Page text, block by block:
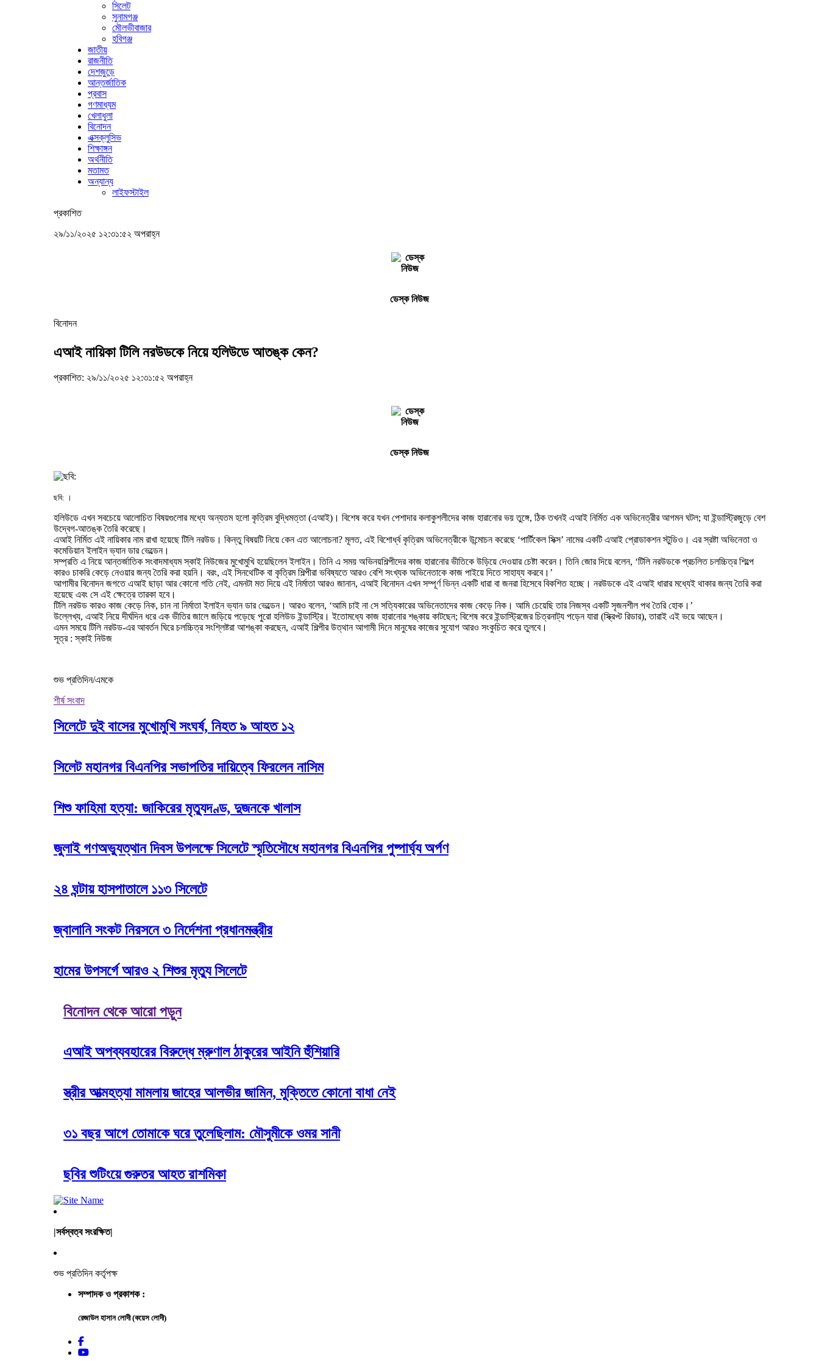
সিলেট
সুনামগঞ্জ
মৌলভীবাজার
হবিগঞ্জ
জাতীয়
রাজনীতি
দেশজুড়ে
আন্তর্জাতিক
প্রবাস
গণমাধ্যম
খেলাধুলা
বিনোদন
এক্সক্লুসিভ
শিক্ষাঙ্গন
অর্থনীতি
মতামত
অন্যান্য
লাইফস্টাইল
প্রকাশিত
২৯/১১/২০২৫ ১২:৩১:৫২ অপরাহ্ন
ডেস্ক নিউজ
বিনোদন
এআই নায়িকা টিলি নরউডকে নিয়ে হলিউডে আতঙ্ক কেন?
প্রকাশিত: ২৯/১১/২০২৫ ১২:৩১:৫২ অপরাহ্ন
ডেস্ক নিউজ
ছবি: ।
হলিউডে এখন সবচেয়ে আলোচিত বিষয়গুলোর মধ্যে অন্যতম হলো কৃত্রিম বুদ্ধিমত্তা (এআই)। বিশেষ করে যখন পেশাদার কলাকুশলীদের কাজ হারানোর ভয় তুঙ্গে, ঠিক তখনই এআই নির্মিত এক অভিনেত্রীর আগমন ঘটল; যা ইন্ডাস্ট্রিজুড়ে বেশ
উদ্বেগ-আতঙ্ক তৈরি করেছে।
এআই নির্মিত এই নায়িকার নাম রাখা হয়েছে টিলি নরউড। কিন্তু বিষয়টি নিয়ে কেন এত আলোচনা? মূলত, এই বিশোর্ধ্ব কৃত্রিম অভিনেত্রীকে উন্মোচন করেছে ‘পার্টিকেল সিক্স’ নামের একটি এআই প্রোডাকশন স্টুডিও। এর স্রষ্টা অভিনেতা ও
কমেডিয়ান ইলাইন ভ্যান ডার ভেল্ডেন।
সম্প্রতি এ নিয়ে আন্তর্জাতিক সংবাদমাধ্যম স্কাই নিউজের মুখোমুখি হয়েছিলেন ইলাইন। তিনি এ সময় অভিনয়শিল্পীদের কাজ হারানোর ভীতিকে উড়িয়ে দেওয়ার চেষ্টা করেন। তিনি জোর দিয়ে বলেন, ‘টিলি নরউডকে প্রচলিত চলচ্চিত্র শিল্পে
কারও চাকরি কেড়ে নেওয়ার জন্য তৈরি করা হয়নি। বরং, এই সিনথেটিক বা কৃত্রিম শিল্পীরা ভবিষ্যতে আরও বেশি সংখ্যক অভিনেতাকে কাজ পাইয়ে দিতে সাহায্য করবে।’
আগামীর বিনোদন জগতে এআই ছাড়া আর কোনো গতি নেই, এমনটা মত দিয়ে এই নির্মাতা আরও জানান, এআই বিনোদন এখন সম্পূর্ণ ভিন্ন একটি ধারা বা জনরা হিসেবে বিকশিত হচ্ছে। নরউডকে এই এআই ধারার মধ্যেই থাকার জন্য তৈরি করা
হয়েছে এবং সে এই ক্ষেত্রে তারকা হবে।
টিলি নরউড কারও কাজ কেড়ে নিক, চান না নির্মাতা ইলাইন ভ্যান ডার ভেল্ডেন। আরও বলেন, ‘আমি চাই না সে সত্যিকারের অভিনেতাদের কাজ কেড়ে নিক। আমি চেয়েছি তার নিজস্ব একটি সৃজনশীল পথ তৈরি হোক।’
উল্লেখ্য, এআই নিয়ে দীর্ঘদিন ধরে এক ভীতির জালে জড়িয়ে পড়েছে পুরো হলিউড ইন্ডাস্ট্রি। ইতোমধ্যে কাজ হারানোর শঙ্কায় কাটছেন; বিশেষ করে ইন্ডাস্ট্রিজের চিত্রনাট্য পড়েন যারা (স্ক্রিপ্ট রিডার), তারাই এই ভয়ে আছেন।
এমন সময়ে টিলি নরউড-এর আবর্তন ঘিরে চলচ্চিত্র সংশ্লিষ্টরা আশঙ্কা করছেন, এআই শিল্পীর উত্থান আগামী দিনে মানুষের কাজের সুযোগ আরও সংকুচিত করে তুলবে।
সূত্র : স্কাই নিউজ
শুভ প্রতিদিন/এমকে
শীর্ষ সংবাদ
সিলেটে দুই বাসের মুখোমুখি সংঘর্ষ, নিহত ৯ আহত ১২
সিলেট মহানগর বিএনপির সভাপতির দায়িত্বে ফিরলেন নাসিম
শিশু ফাহিমা হত্যা: জাকিরের মৃত্যুদণ্ড, দুজনকে খালাস
জুলাই গণঅভ্যুত্থান দিবস উপলক্ষে সিলেটে স্মৃতিসৌধে মহানগর বিএনপির পুষ্পার্ঘ্য অর্পণ
২৪ ঘন্টায় হাসপাতালে ১১৩ সিলেটে
জ্বালানি সংকট নিরসনে ৩ নির্দেশনা প্রধানমন্ত্রীর
হামের উপসর্গে আরও ২ শিশুর মৃত্যু সিলেটে
বিনোদন থেকে আরো পড়ুন
এআই অপব্যবহারের বিরুদ্ধে ম্রুণাল ঠাকুরের আইনি হুঁশিয়ারি
স্ত্রীর আত্মহত্যা মামলায় জাহের আলভীর জামিন, মুক্তিতে কোনো বাধা নেই
৩১ বছর আগে তোমাকে ঘরে তুলেছিলাম: মৌসুমীকে ওমর সানী
ছবির শুটিংয়ে গুরুতর আহত রাশমিকা
|সর্বস্বত্ব সংরক্ষিত|
শুভ প্রতিদিন কর্তৃপক্ষ
সম্পাদক ও প্রকাশক :
রেজাউল হাসান লোদী (কয়েস লোদী)